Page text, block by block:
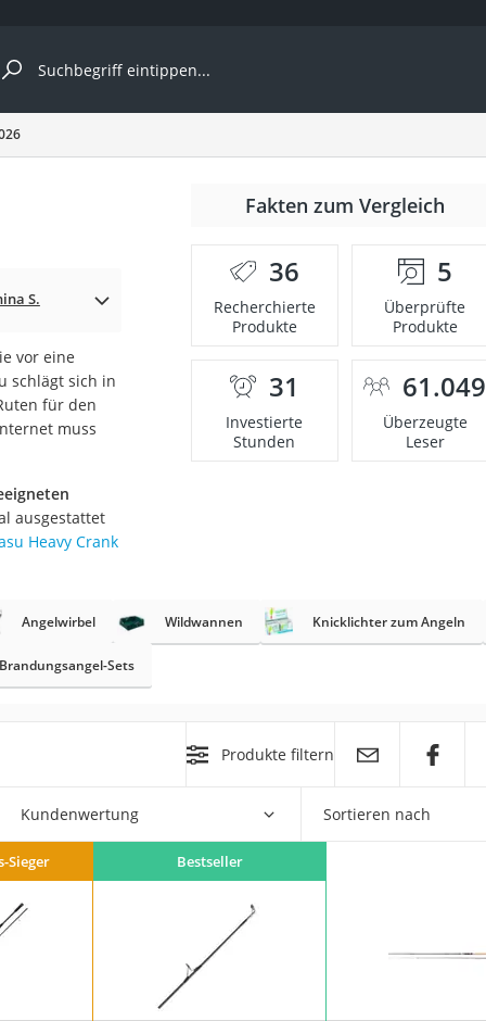
S.
vor eine
schlägt sich in
für den
muss
ausgestattet
Heavy Crank
Fakten zum Vergleich
36
Recherchierte
Produkte
5
Überprüfte
Produkte
31
Investierte
Stunden
61.049
Überzeugte
Leser
Angelwirbel Wildwannen Knicklichter zum Angeln
Brandungsangel-Sets
Produkte filtern
Kundenwertung Sortieren nach
Sieger Bestseller